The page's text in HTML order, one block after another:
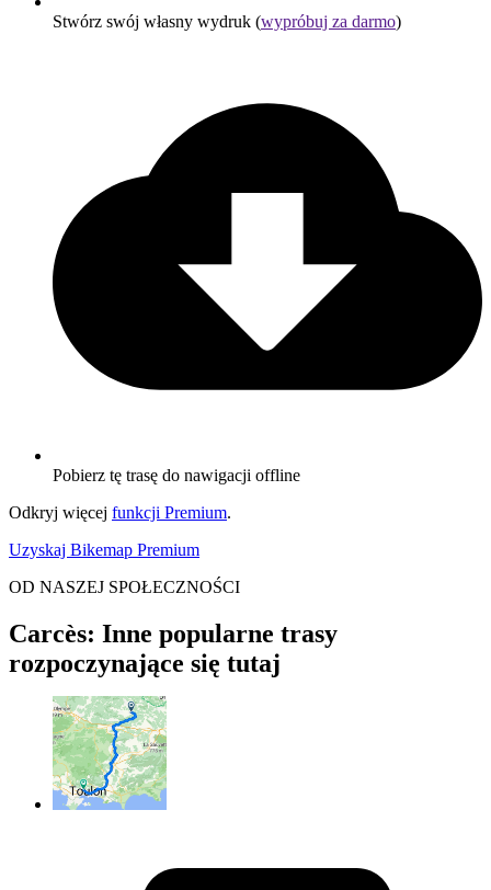
Stwórz swój własny wydruk (wypróbuj za darmo)
Pobierz tę trasę do nawigacji offline
Odkryj więcej funkcji Premium.
Uzyskaj Bikemap Premium
OD NASZEJ SPOŁECZNOŚCI
Carcès: Inne popularne trasy
rozpoczynające się tutaj